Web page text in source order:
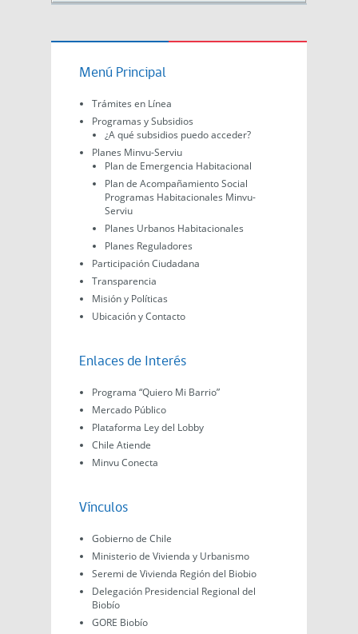
Menú Principal
Trámites en Línea
Programas y Subsidios
¿A qué subsidios puedo acceder?
Planes Minvu-Serviu
Plan de Emergencia Habitacional
Plan de Acompañamiento Social
Programas Habitacionales Minvu-
Serviu
Planes Urbanos Habitacionales
Planes Reguladores
Participación Ciudadana
Transparencia
Misión y Políticas
Ubicación y Contacto
Enlaces de Interés
Programa “Quiero Mi Barrio”
Mercado Público
Plataforma Ley del Lobby
Chile Atiende
Minvu Conecta
Vínculos
Gobierno de Chile
Ministerio de Vivienda y Urbanismo
Seremi de Vivienda Región del Biobio
Delegación Presidencial Regional del
Biobío
GORE Biobío